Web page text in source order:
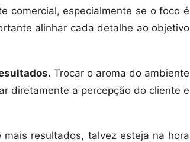
comercial, especialmente se o foco é
alinhar cada detalhe ao objetivo
Trocar o aroma do ambiente
diretamente a percepção do cliente e
resultados, talvez esteja na hora